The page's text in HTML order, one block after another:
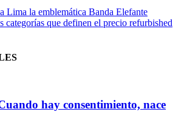
Lima la emblemática Banda Elefante
categorías que definen el precio refurbished
hay consentimiento, nace